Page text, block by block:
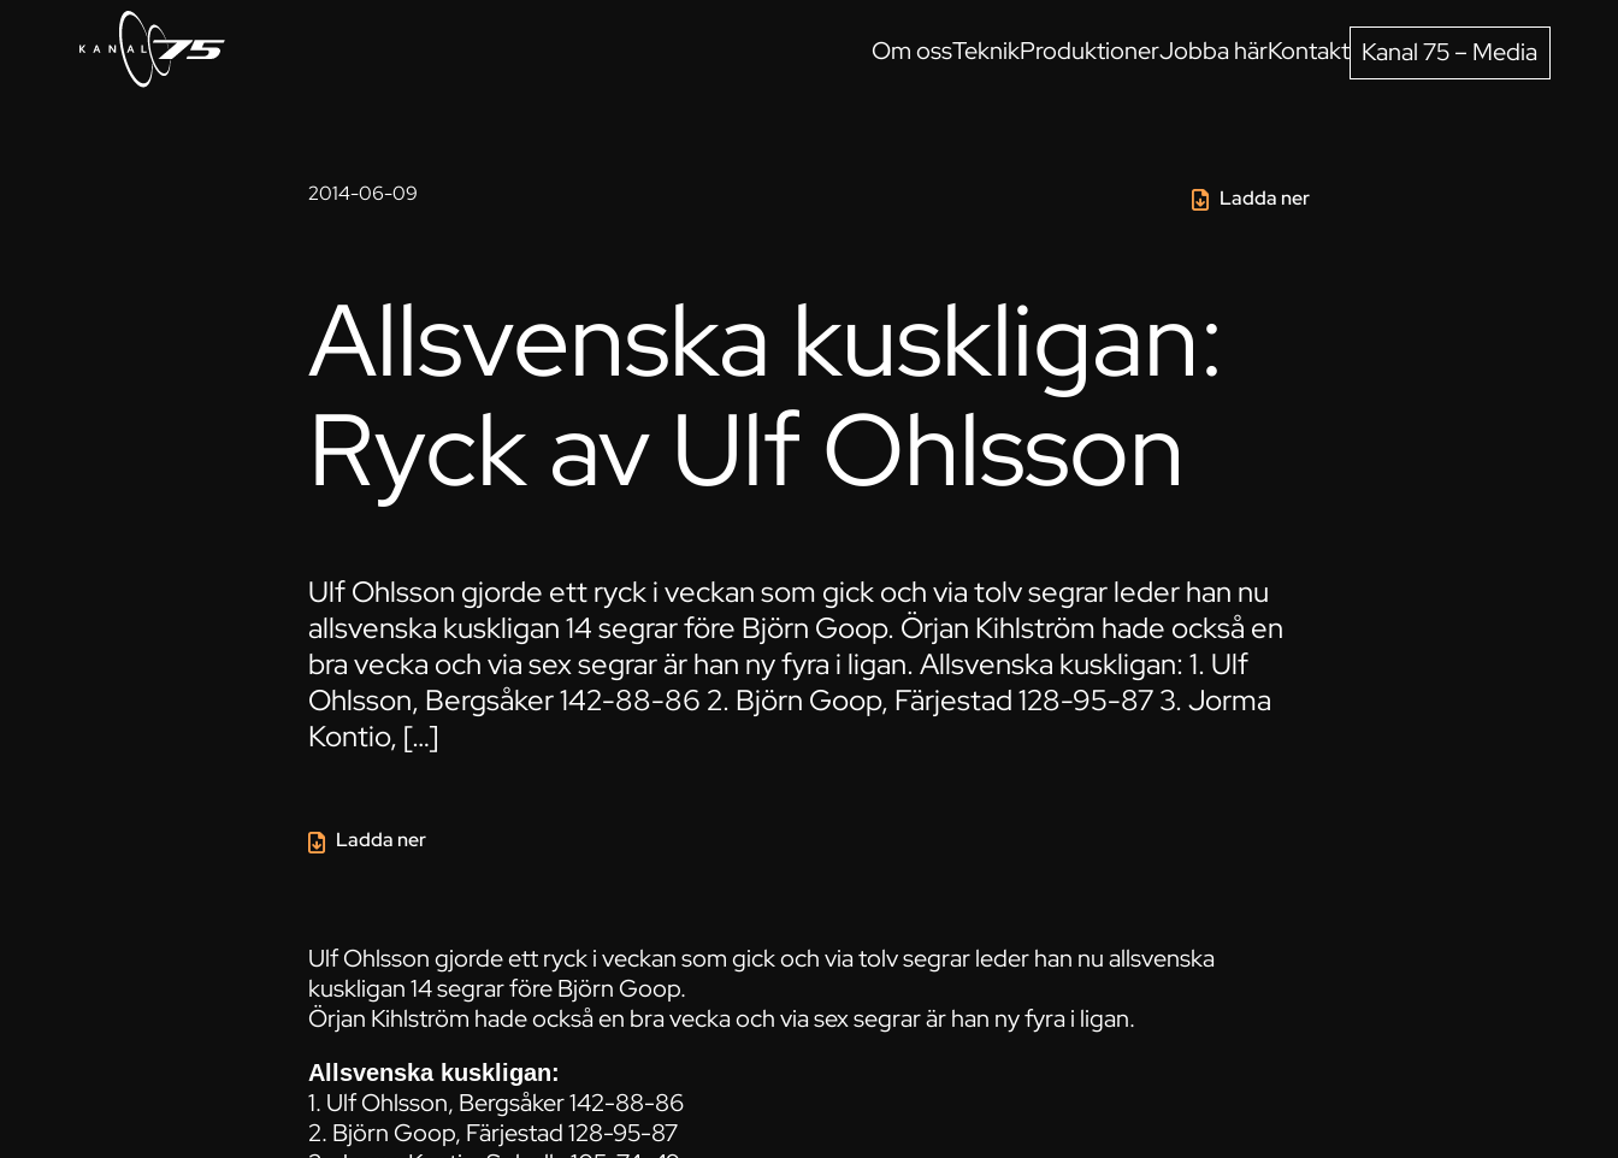
Om ossTeknikProduktionerJobba härKontakt Kanal 75 – Media
2014-06-09 Ladda ner
Allsvenska kuskligan:
Ryck av Ulf Ohlsson
Ulf Ohlsson gjorde ett ryck i veckan som gick och via tolv segrar leder han nu
allsvenska kuskligan 14 segrar före Björn Goop. Örjan Kihlström hade också en
bra vecka och via sex segrar är han ny fyra i ligan. Allsvenska kuskligan: 1. Ulf
Ohlsson, Bergsåker 142-88-86 2. Björn Goop, Färjestad 128-95-87 3. Jorma
Kontio, […]
Ulf Ohlsson gjorde ett ryck i veckan som gick och via tolv segrar leder han nu allsvenska
kuskligan 14 segrar före Björn Goop.
Örjan Kihlström hade också en bra vecka och via sex segrar är han ny fyra i ligan.
Allsvenska kuskligan:
1. Ulf Ohlsson, Bergsåker 142-88-86
2. Björn Goop, Färjestad 128-95-87
Ladda ner